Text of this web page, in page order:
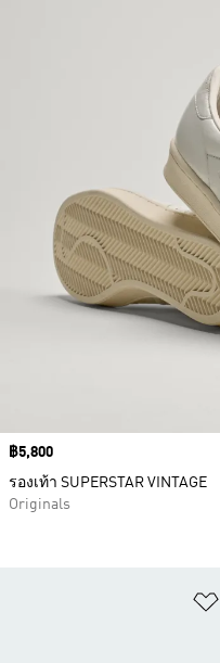
Price
฿5,800
รองเท้า SUPERSTAR VINTAGE
Originals